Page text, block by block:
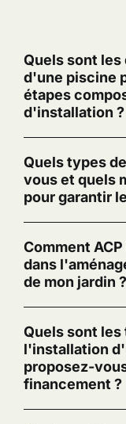
Quels sont
d'une piscine
étapes
d'installation ?
Quels types
vous et quels
pour garantir
Comment
dans
de mon jardin ?
Quels sont
l'installation
proposez-
financement ?